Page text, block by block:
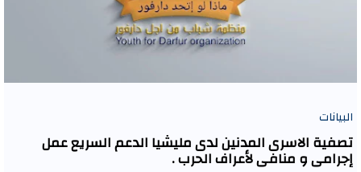
البيانات
تصفية الاسرى المدنين لدى مليشيا الدعم السريع عمل
إجرامي و منافي لأعراف الحرب .